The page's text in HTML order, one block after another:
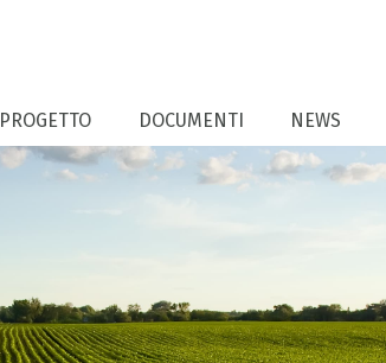
PROGETTO DOCUMENTI NEWS